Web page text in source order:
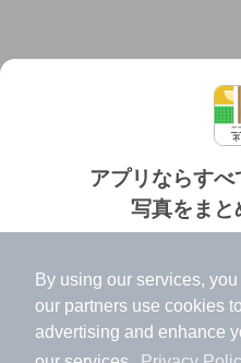
By using our services,
our partners use cookies
advertising and enhance
アプリならす
写真をまと
✔️
高速表示で似
✔️
便利な通知機
個人情報保護ポ